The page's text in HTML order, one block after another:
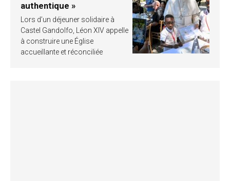
authentique »
Lors d’un déjeuner solidaire à
Castel Gandolfo, Léon XIV appelle
à construire une Église
accueillante et réconciliée